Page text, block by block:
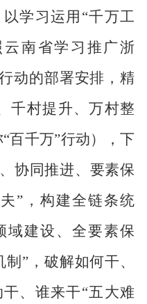
学习运用 “千万工
南省学习推广浙
动的部署安排，精
千村提升、万村整
“百千万”行动），下
协同推进、要素保
”，构建全链条统
域建设、全要素保
制 ” ，破解如何干、
、谁来干“五大难